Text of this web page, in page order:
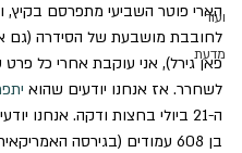
ועוד
מדעת
הארי פוטר השביעי מתפרסם בקיץ,
לחובבת מושבעת של הסידרה
פאן גירל), אני עוקבת אחרי כל פרט
לשחרר. אז אנחנו יודעים שהוא
ה-21 ביולי בחצות ודקה. אנחנו
בן 608 עמודים (בגירסה